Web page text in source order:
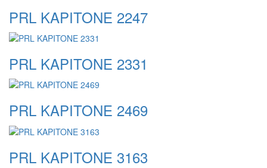
PRL KAPITONE 2247
PRL KAPITONE 2331
PRL KAPITONE 2469
PRL KAPITONE 3163